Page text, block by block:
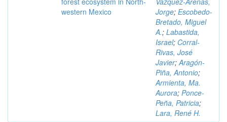
western Mexico
Jorge; Escobedo-
Bretado, Miguel
A.; Labastida,
Israel; Corral-
Rivas, José
Javier;Aragón-
Piña, Antonio;
Armienta, Ma.
Aurora; Ponce-
Peña, Patricia;
Lara, René H.